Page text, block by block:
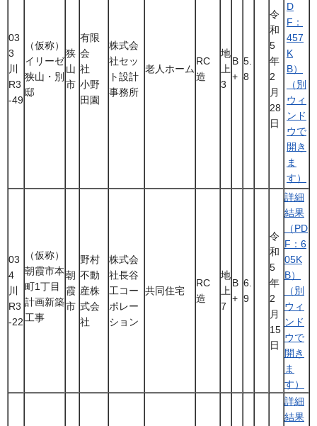
03
3
川
R3
-49
（仮称）
イリーゼ
狭山・別
邸
狭
山
市
有限
会
社
小野
田園
株式会
社セッ
ト設計
事務所
老人ホーム
RC
造
地
上
3
B
+
5.
8
令
和
5
年
2
月
28
日
D
F：
457
K
B）
（別
ウィ
ンド
ウで
開き
ま
す）
03
4
川
R3
-22
（仮称）
朝霞市本
町1丁目
計画新築
工事
朝
霞
市
野村
不動
産株
式会
社
株式会
社長谷
工コー
ポレー
ション
共同住宅
RC
造
地
上
7
B
+
6.
9
令
和
5
年
2
月
15
日
詳細
結果
（PD
F：6
05K
B）
（別
ウィ
ンド
ウで
開き
ま
す）
詳細
結果